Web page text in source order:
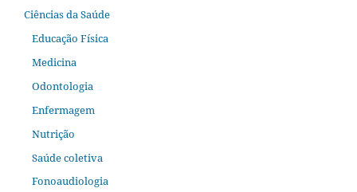
Ciências da Saúde
Educação Física
Medicina
Odontologia
Enfermagem
Nutrição
Saúde coletiva
Fonoaudiologia